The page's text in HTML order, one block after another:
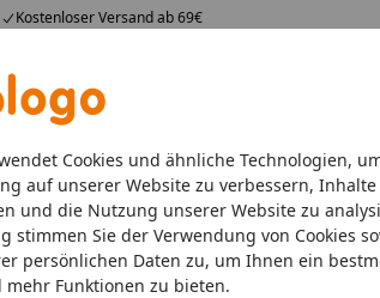
Cookies und ähnliche Technologien,
auf unserer Website zu verbessern,
und die Nutzung unserer Website zu
stimmen Sie der Verwendung von Cookies
persönlichen Daten zu, um Ihnen ein
Funktionen zu bieten.
Kostenloser Versand ab 69€
Angebote Neuheiten Sommerhits
Aquarien Beleuchtung